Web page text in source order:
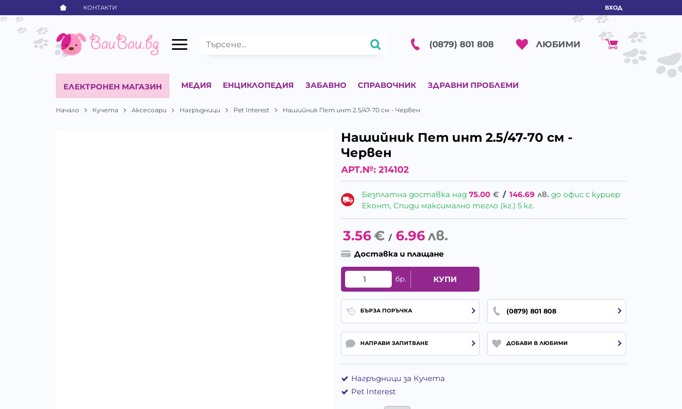
КОНТАКТИ ВХОД
(0879) 801 808 ЛЮБИМИ
ЕЛЕКТРОНЕН МАГАЗИН МЕДИЯ ЕНЦИКЛОПЕДИЯ ЗАБАВНО СПРАВОЧНИК ЗДРАВНИ ПРОБЛЕМИ
Начало Кучета Аксесоари Нагръдници Pet Interest Нашийник Пет инт 2.5/47-70 см - Червен
Нашийник Пет инт 2.5/47-70 см -
Червен
АРТ.№: 214102
Безплатна доставка над75.00 € / 146.69 лв. до офис с куриер
Еконт, Спиди максимално тегло (кг.) 5 кг.
3.56€ / 6.96лв.
Доставка и плащане
бр. КУПИ
БЪРЗА ПОРЪЧКА (0879) 801 808
НАПРАВИ ЗАПИТВАНЕ ДОБАВИ В ЛЮБИМИ
Нагръдници за Кучета
Pet Interest